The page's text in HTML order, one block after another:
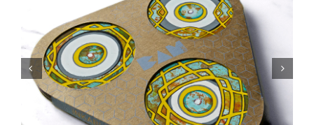
 